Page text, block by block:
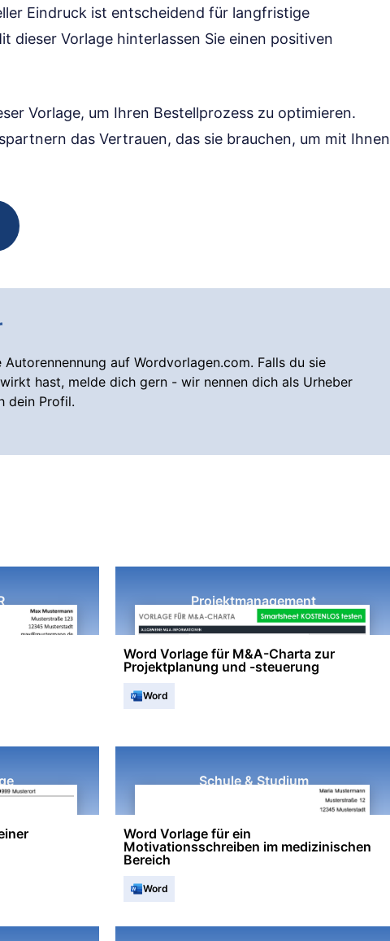
Eindruck ist entscheidend für langfristige
dieser Vorlage hinterlassen Sie einen positiven
Vorlage, um Ihren Bestellprozess zu optimieren.
das Vertrauen, das sie brauchen, um mit Ihnen
auf Wordvorlagen.com. Falls du sie
hast, melde dich gern - wir nennen dich als Urheber
dein Profil.
Projektmanagement
Word Vorlage für M&A-Charta zur
Projektplanung und -steuerung
Word
Schule & Studium
Word Vorlage für ein
Motivationsschreiben im medizinischen
Bereich
Word